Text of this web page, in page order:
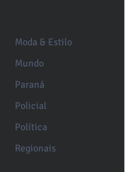
Moda & Estilo
Mundo
Paraná
Policial
Política
Regionais